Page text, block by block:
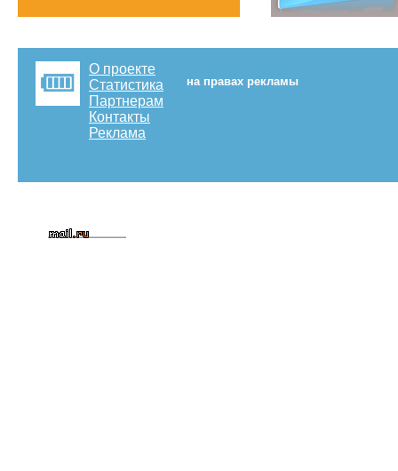
О проекте
Статистика
Партнерам
Контакты
Реклама
на правах рекламы